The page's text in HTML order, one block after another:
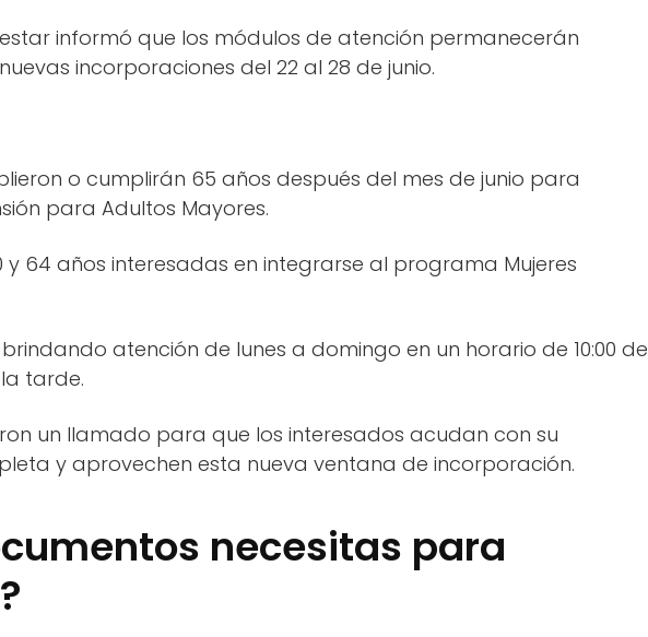
informó que los módulos de atención permanecerán
incorporaciones del 22 al 28 de junio.
o cumplirán 65 años después del mes de junio para
para Adultos Mayores.
y 64 años interesadas en integrarse al programa Mujeres
atención de lunes a domingo en un horario de 10:00 de
tarde.
un llamado para que los interesados acudan con su
y aprovechen esta nueva ventana de incorporación.
necesitas para